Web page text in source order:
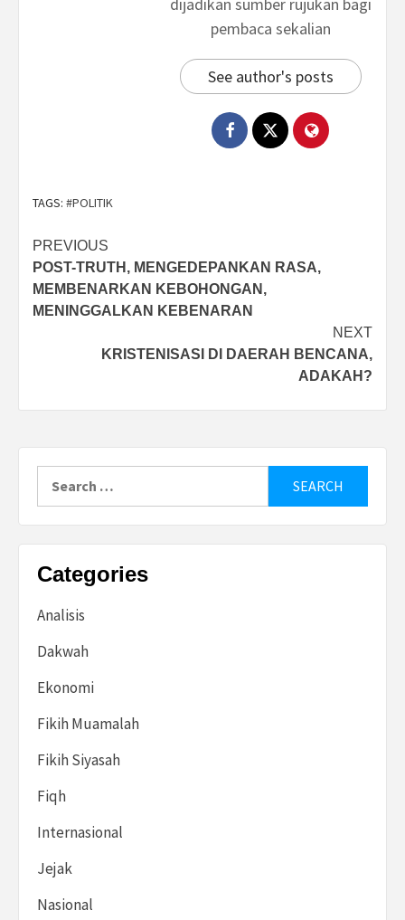
pembaca sekalian
See author's posts
TAGS: #POLITIK
Post
navigation
PREVIOUS
POST-TRUTH, MENGEDEPANKAN RASA,
MEMBENARKAN KEBOHONGAN,
MENINGGALKAN KEBENARAN
NEXT
KRISTENISASI DI DAERAH BENCANA,
ADAKAH?
for:
Categories
Analisis
Dakwah
Ekonomi
Fikih Muamalah
Fikih Siyasah
Fiqh
Internasional
Jejak
Nasional